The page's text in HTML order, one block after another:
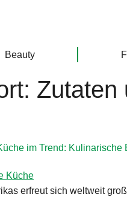
Beauty
Zutaten
im Trend:
erfreut sich weltweit